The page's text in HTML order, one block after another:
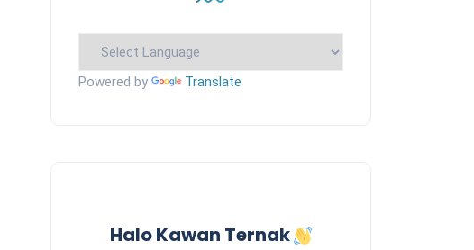
Powered by Translate
Halo Kawan Ternak